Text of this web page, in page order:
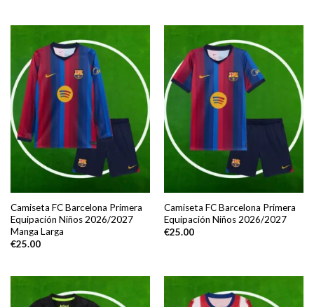
Camiseta FC Barcelona Primera
Equipación Niños 2026/2027
Manga Larga
€25.00
Camiseta FC Barcelona Primera
Equipación Niños 2026/2027
€25.00